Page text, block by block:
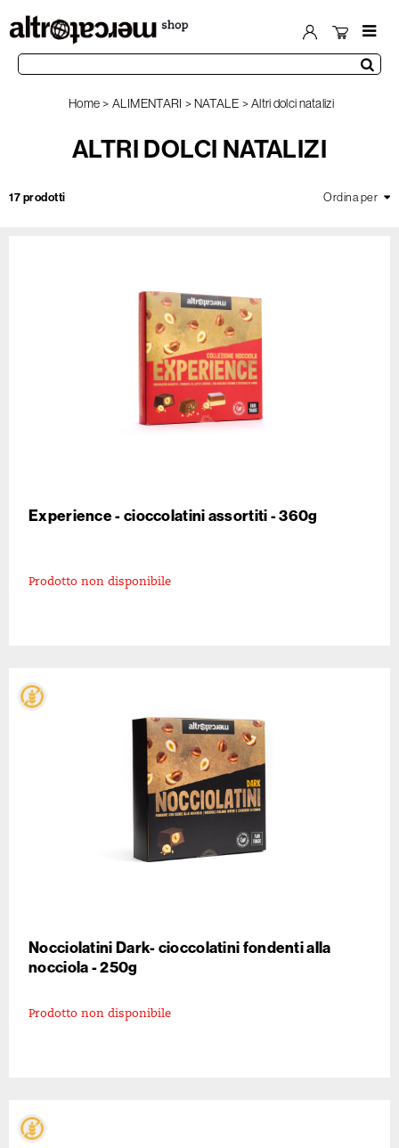
Home ALIMENTARI NATALE Altri dolci natalizi
ALTRI DOLCI NATALIZI
17 prodotti Ordina per
Experience - cioccolatini assortiti - 360g
Prodotto non disponibile
Nocciolatini Dark- cioccolatini fondenti alla
nocciola - 250g
Prodotto non disponibile